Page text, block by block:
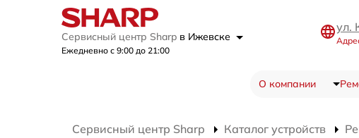
Сервисный центр Sharp в Ижевске
Ежедневно с 9:00 до 21:00
ул.
О компании
Сервисный центр Sharp Каталог устройств